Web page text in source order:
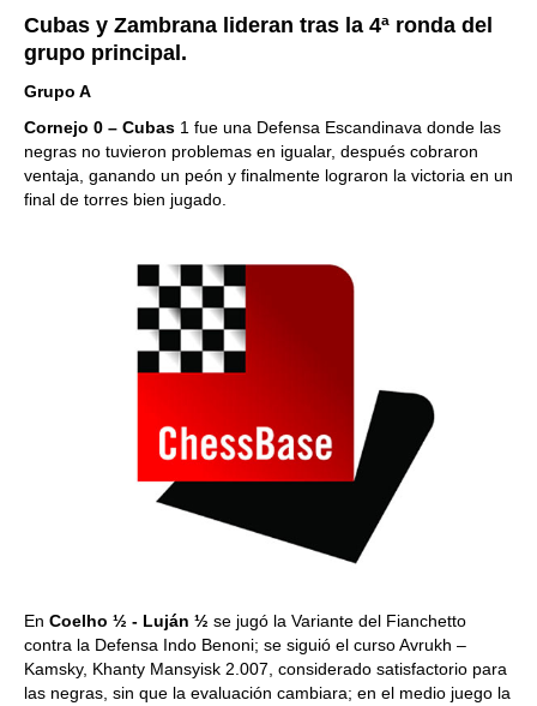
Cubas y Zambrana lideran tras la 4ª ronda del
grupo principal.
Grupo A
Cornejo 0 – Cubas 1 fue una Defensa Escandinava donde las
negras no tuvieron problemas en igualar, después cobraron
ventaja, ganando un peón y finalmente lograron la victoria en un
final de torres bien jugado.
En Coelho ½ - Luján ½ se jugó la Variante del Fianchetto
contra la Defensa Indo Benoni; se siguió el curso Avrukh –
Kamsky, Khanty Mansyisk 2.007, considerado satisfactorio para
las negras, sin que la evaluación cambiara; en el medio juego la